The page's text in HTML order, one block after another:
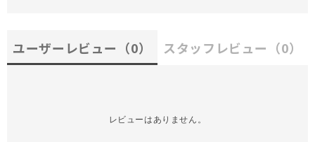
ユーザーレビュー （0） スタッフレビュー （0）
レビューはありません。